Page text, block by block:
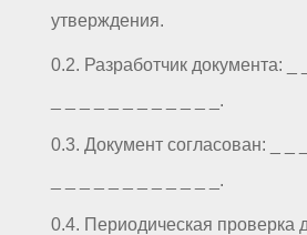
утверждения.
0.2. Разработчик документа: _
_ _ _ _ _ _ _ _ _ _ _ _.
0.3. Документ согласован: _ _
_ _ _ _ _ _ _ _ _ _ _ _.
0.4. Периодическая проверка